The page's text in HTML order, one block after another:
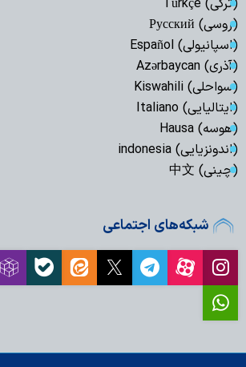
(ترکی) Türkçe
(روسی) Русский
(اسپانیولی) Español
(آذری) Azərbaycan
(سواحلی) Kiswahili
(ایتالیایی) Italiano
(هوسه) Hausa
(اندونزیایی) indonesia
(چینی) 中文
شبکه‌های اجتماعی